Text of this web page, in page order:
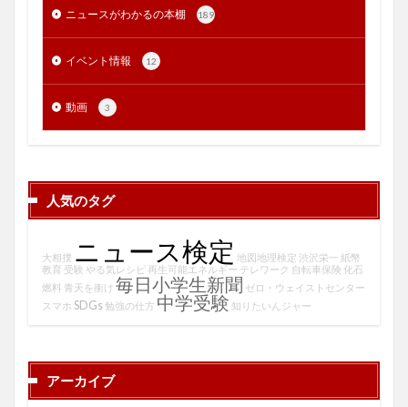
ニュースがわかるの本棚 189
イベント情報 12
動画 3
人気のタグ
大相撲 ニュース検定 地図地理検定 渋沢栄一 紙幣
教育 受験 やる気レシピ 再生可能エネルギー テレワーク 自転車保険 化石
燃料 青天を衝け 毎日小学生新聞 ゼロ・ウェイストセンター
スマホ SDGs 勉強の仕方 中学受験 知りたいんジャー
アーカイブ